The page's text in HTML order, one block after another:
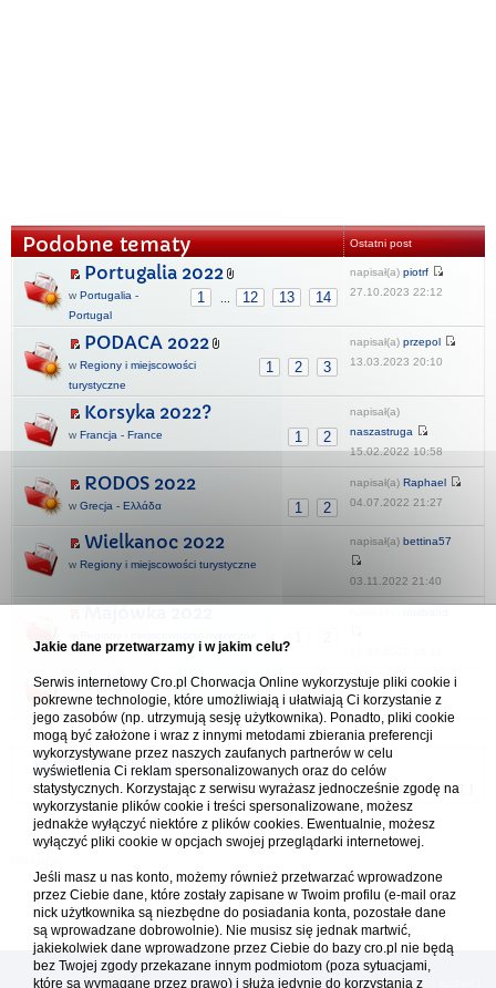
Podobne tematy Ostatni post
Portugalia 2022
1 12 13 14
w Portugalia -
Portugal
napisał(a) piotrf
27.10.2023 22:12
PODACA 2022
1 2 3
w Regiony i miejscowości
turystyczne
napisał(a) przepol
13.03.2023 20:10
Korsyka 2022?
1 2
w Francja - France
napisał(a)
naszastruga
15.02.2022 10:58
RODOS 2022
1 2
w Grecja - Ελλάδα
napisał(a) Raphael
04.07.2022 21:27
Wielkanoc 2022
w Regiony i miejscowości turystyczne
napisał(a) bettina57
03.11.2022 21:40
Valalta 2022
wNaturystyczna Chorwacja
napisał(a)Asidar
10.08.2022 18:24
Forum Chorwacja Online - Cro.pl
Usuń ciasteczka• Strefa czasowa: UTC + 1 (Polska - czas zimowy) [ DST
[reklama ] [
Jakie dane przetwarzamy i w jakim celu?
Serwis internetowy Cro.pl Chorwacja Online wykorzystuje pliki cookie i
pokrewne technologie, które umożliwiają i ułatwiają Ci korzystanie z
jego zasobów (np. utrzymują sesję użytkownika). Ponadto, pliki cookie
mogą być założone i wraz z innymi metodami zbierania preferencji
wykorzystywane przez naszych zaufanych partnerów w celu
wyświetlenia Ci reklam spersonalizowanych oraz do celów
statystycznych. Korzystając z serwisu wyrażasz jednocześnie zgodę na
wykorzystanie plików cookie i treści spersonalizowane, możesz
jednakże wyłączyć niektóre z plików cookies. Ewentualnie, możesz
wyłączyć pliki cookie w opcjach swojej przeglądarki internetowej.
Jeśli masz u nas konto, możemy również przetwarzać wprowadzone
przez Ciebie dane, które zostały zapisane w Twoim profilu (e-mail oraz
nick użytkownika są niezbędne do posiadania konta, pozostałe dane
są wprowadzane dobrowolnie). Nie musisz się jednak martwić,
jakiekolwiek dane wprowadzone przez Ciebie do bazy cro.pl nie będą
bez Twojej zgody przekazane innym podmiotom (poza sytuacjami,
które są wymagane przez prawo) i służą jedynie do korzystania z